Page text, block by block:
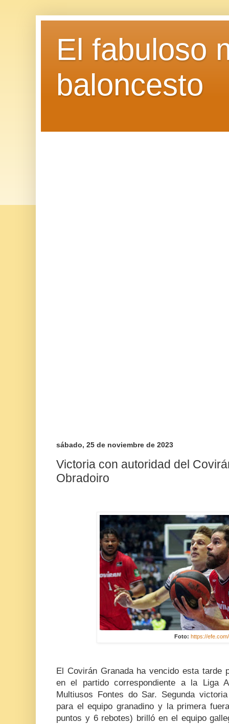
El fabuloso
baloncesto
sábado, 25 de noviembre de 2023
Victoria con autoridad del
Obradoiro
Foto: https://efe.com/
El Covirán Granada ha vencido esta tarde
en el partido correspondiente a la Liga
Multiusos Fontes do Sar. Segunda
para el equipo granadino y la primera
puntos y 6 rebotes) brilló en el equipo